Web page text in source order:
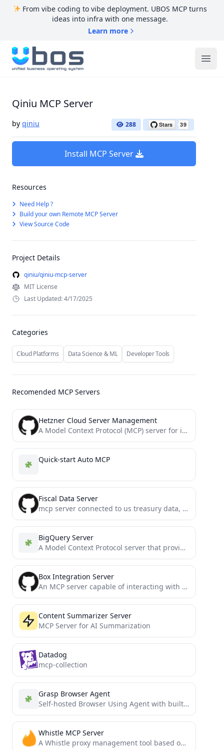
From vibe coding to vibe deployment. UBOS MCP turns
ideas into infra with one message.
Learn more
UBOS
Qiniu MCP Server
by qiniu 288
Install MCP Server
Resources
Need Help ?
Build your own Remote MCP Server
View Source Code
Project Details
qiniu/qiniu-mcp-server
MIT License
Last Updated: 4/17/2025
Categories
Cloud Platforms Data Science & ML Developer Tools
Recomended MCP Servers
Hetzner Cloud Server Management
A Model Context Protocol (MCP) server for interacting with the Hetzner Cloud API. This server allows language models...
Quick-start Auto MCP
Fiscal Data Server
mcp server connected to us treasury data, built with mcp-framework
BigQuery Server
A Model Context Protocol server that provides access to BigQuery
Box Integration Server
An MCP server capable of interacting with the Box API
Content Summarizer Server
MCP Server for AI Summarization
Datadog
mcp-collection
Grasp Browser Agent
Self-hosted Browser Using Agent with built-in MCP, A2A support.
Whistle MCP Server
A Whistle proxy management tool based on Model Context Protocol that allows AI assistants to directly control local...